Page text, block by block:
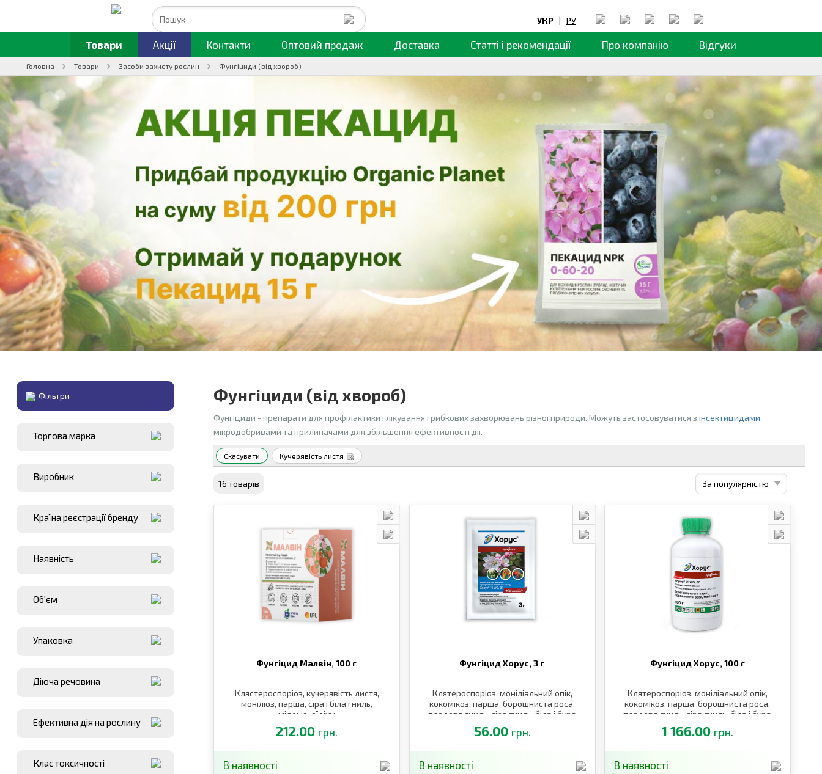
УКР | РУ
Товари Акції Контакти Оптовий продаж Доставка Статті і рекомендації Про компанію Відгуки
Головна Товари Засоби захисту рослин Фунгіциди (від хвороб)
Фiльтри
Торгова марка
Виробник
Країна реєстрації бренду
Наявнiсть
Об'єм
Упаковка
Діюча речовина
Ефективна дія на рослину
Клас токсичності
Фунгіциди (від хвороб)
Фунгіциди - препарати для профілактики і лікування грибкових захворювань різної природи. Можуть застосовуватися зінсектицидами,
мікродобривами та прилипачами для збільшення ефективності дії.
Скасувати Кучерявість листя
16 товарiв
Фунгіцид Малвін,100 г
Клястероспоріоз, кучерявість листя,
моніліоз, парша, сіра і біла гниль,
мілдью, оїдіум
212.00 грн.
В наявності
Фунгіцид Хорус,3 г
Клятероспоріоз, моніліальний опік,
кокомікоз, парша, борошниста роса,
плодова гниль, сіра гниль, біла і бура
56.00 грн.
В наявності
Фунгіцид Хорус, 100 г
Клятероспоріоз, моніліальний опік,
кокомікоз, парша, борошниста роса,
плодова гниль, сіра гниль, біла і бура
1 166.00 грн.
В наявності